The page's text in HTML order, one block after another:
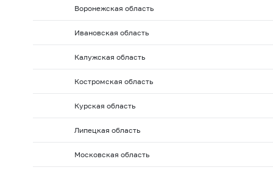
2008 г.: на 01.02
2008 г.: на 01.01
2007 г.: на 01.06
2007 г.: на 01.05
2005 г.: на 01.06
2004 г.: на 01.10
2004 г.: на 01.09
Воронежская область
Ивановская область
Калужская область
Костромская область
Курская область
Липецкая область
Московская область